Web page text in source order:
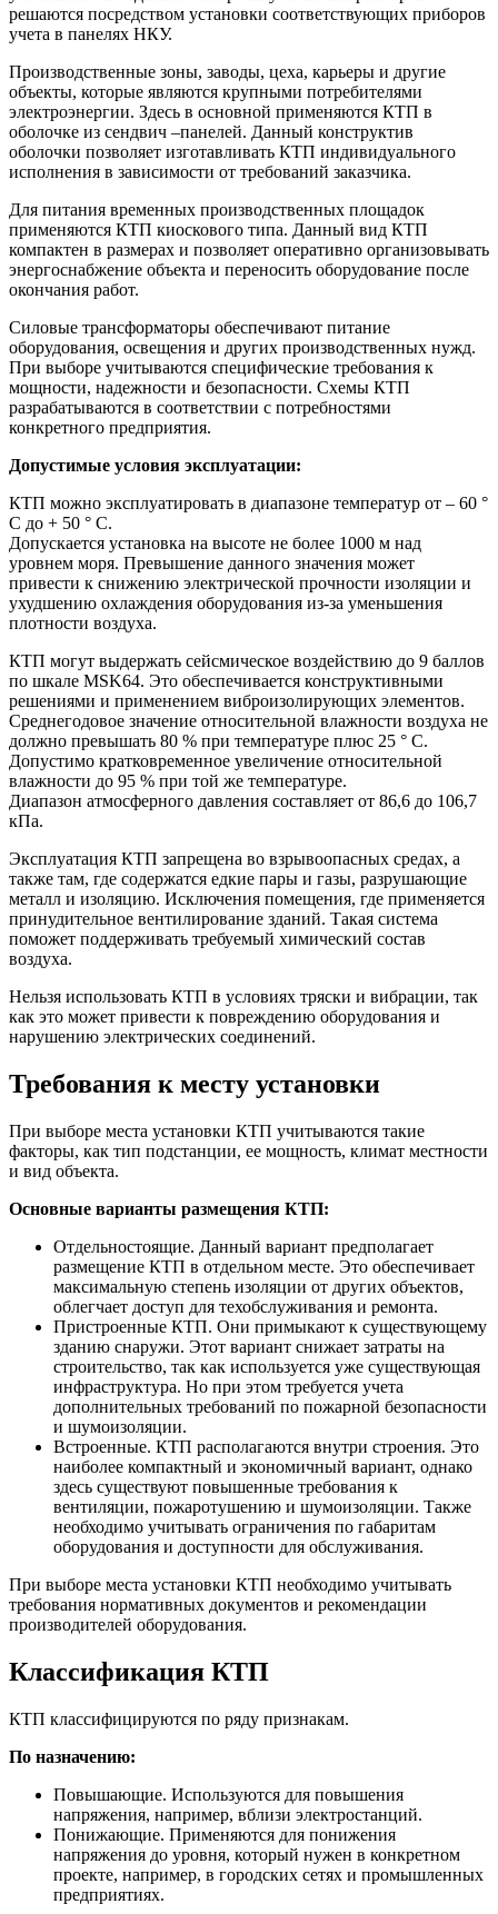
решаются посредством установки соответствующих приборов
учета в панелях НКУ.
Производственные зоны, заводы, цеха, карьеры и другие
объекты, которые являются крупными потребителями
электроэнергии. Здесь в основной применяются КТП в
оболочке из сендвич –панелей. Данный конструктив
оболочки позволяет изготавливать КТП индивидуального
исполнения в зависимости от требований заказчика.
Для питания временных производственных площадок
применяются КТП киоскового типа. Данный вид КТП
компактен в размерах и позволяет оперативно организовывать
энергоснабжение объекта и переносить оборудование после
окончания работ.
Силовые трансформаторы обеспечивают питание
оборудования, освещения и других производственных нужд.
При выборе учитываются специфические требования к
мощности, надежности и безопасности. Схемы КТП
разрабатываются в соответствии с потребностями
конкретного предприятия.
Допустимые условия эксплуатации:
КТП можно эксплуатировать в диапазоне температур от – 60 °
C до + 50 ° C.
Допускается установка на высоте не более 1000 м над
уровнем моря. Превышение данного значения может
привести к снижению электрической прочности изоляции и
ухудшению охлаждения оборудования из-за уменьшения
плотности воздуха.
КТП могут выдержать сейсмическое воздействию до 9 баллов
по шкале MSK64. Это обеспечивается конструктивными
решениями и применением виброизолирующих элементов.
Среднегодовое значение относительной влажности воздуха не
должно превышать 80 % при температуре плюс 25 ° C.
Допустимо кратковременное увеличение относительной
влажности до 95 % при той же температуре.
Диапазон атмосферного давления составляет от 86,6 до 106,7
кПа.
Эксплуатация КТП запрещена во взрывоопасных средах, а
также там, где содержатся едкие пары и газы, разрушающие
металл и изоляцию. Исключения помещения, где применяется
принудительное вентилирование зданий. Такая система
поможет поддерживать требуемый химический состав
воздуха.
Нельзя использовать КТП в условиях тряски и вибрации, так
как это может привести к повреждению оборудования и
нарушению электрических соединений.
Требования к месту установки
При выборе места установки КТП учитываются такие
факторы, как тип подстанции, ее мощность, климат местности
и вид объекта.
Основные варианты размещения КТП:
Отдельностоящие. Данный вариант предполагает
размещение КТП в отдельном месте. Это обеспечивает
максимальную степень изоляции от других объектов,
облегчает доступ для техобслуживания и ремонта.
Пристроенные КТП. Они примыкают к существующему
зданию снаружи. Этот вариант снижает затраты на
строительство, так как используется уже существующая
инфраструктура. Но при этом требуется учета
дополнительных требований по пожарной безопасности
и шумоизоляции.
Встроенные. КТП располагаются внутри строения. Это
наиболее компактный и экономичный вариант, однако
здесь существуют повышенные требования к
вентиляции, пожаротушению и шумоизоляции. Также
необходимо учитывать ограничения по габаритам
оборудования и доступности для обслуживания.
При выборе места установки КТП необходимо учитывать
требования нормативных документов и рекомендации
производителей оборудования.
Классификация КТП
КТП классифицируются по ряду признакам.
По назначению:
Повышающие. Используются для повышения
напряжения, например, вблизи электростанций.
Понижающие. Применяются для понижения
напряжения до уровня, который нужен в конкретном
проекте, например, в городских сетях и промышленных
предприятиях.